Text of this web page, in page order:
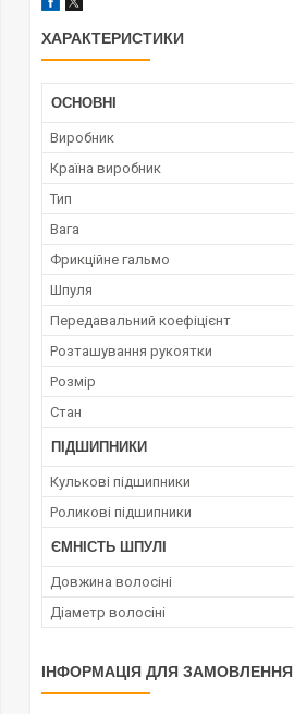
ХАРАКТЕРИСТИКИ
ОСНОВНІ
Виробник
Країна виробник
Тип
Вага
Фрикційне гальмо
Шпуля
Передавальний коефіцієнт
Розташування рукоятки
Розмір
Стан
ПІДШИПНИКИ
Кулькові підшипники
Роликові підшипники
ЄМНІСТЬ ШПУЛІ
Довжина волосіні
Діаметр волосіні
ІНФОРМАЦІЯ ДЛЯ ЗАМОВЛЕННЯ